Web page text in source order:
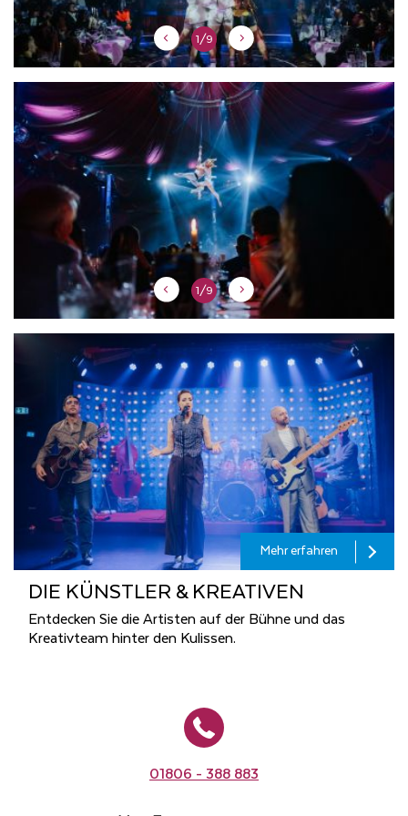
1/9
1/9
Mehr erfahren
DIE KÜNST­LER & KREA­TI­VEN
Entdecken Sie die Artisten auf der Bühne und das
Kreativteam hinter den Kulissen.
01806 - 388 883